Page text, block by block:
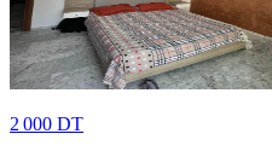
2 000 DT